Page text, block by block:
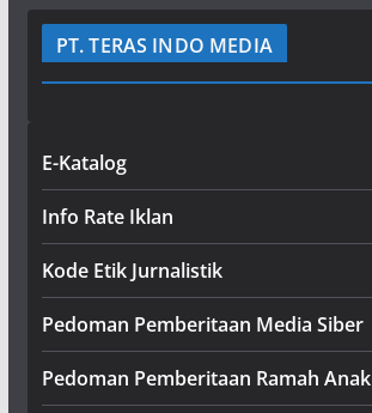
PT. TERAS INDO MEDIA
E-Katalog
Info Rate Iklan
Kode Etik Jurnalistik
Pedoman Pemberitaan Media Siber
Pedoman Pemberitaan Ramah Anak